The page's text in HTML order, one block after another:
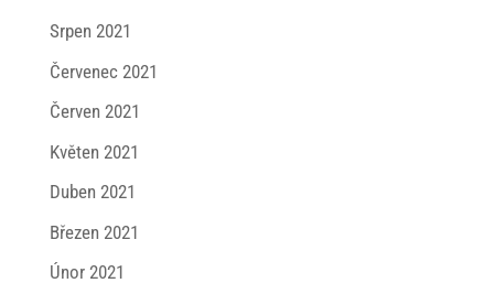
Srpen 2021
Červenec 2021
Červen 2021
Květen 2021
Duben 2021
Březen 2021
Únor 2021